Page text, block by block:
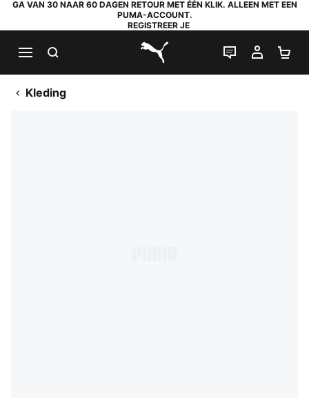
GA VAN 30 NAAR 60 DAGEN RETOUR MET ÉÉN KLIK. ALLEEN MET EEN
PUMA-ACCOUNT.
REGISTREER JE
PUMA.com
LIVE CHAT
MIJN
Kleding